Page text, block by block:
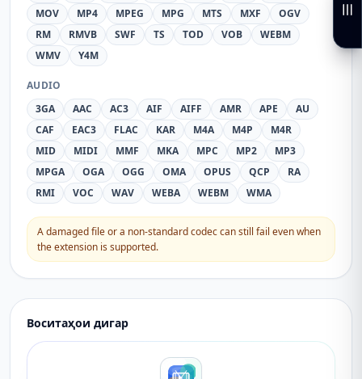
MOV
MP4 MPEG MPG MTS MXF
OGV
RM
RMVB SWF TS TOD VOB
WEBM
WMV
Y4M
AUDIO
3GA
AAC AC3 AIF AIFF AMR APE
AU
CAF
EAC3 FLAC KAR M4A M4P
M4R
MID
MIDI MMF MKA MPC MP2
MP3
MPGA
OGA OGG OMA OPUS QCP
RA
RMI
VOC WAV WEBA WEBM WMA
A damaged file or a non-standard codec can still fail even when
the extension is supported.
Воситаҳои дигар